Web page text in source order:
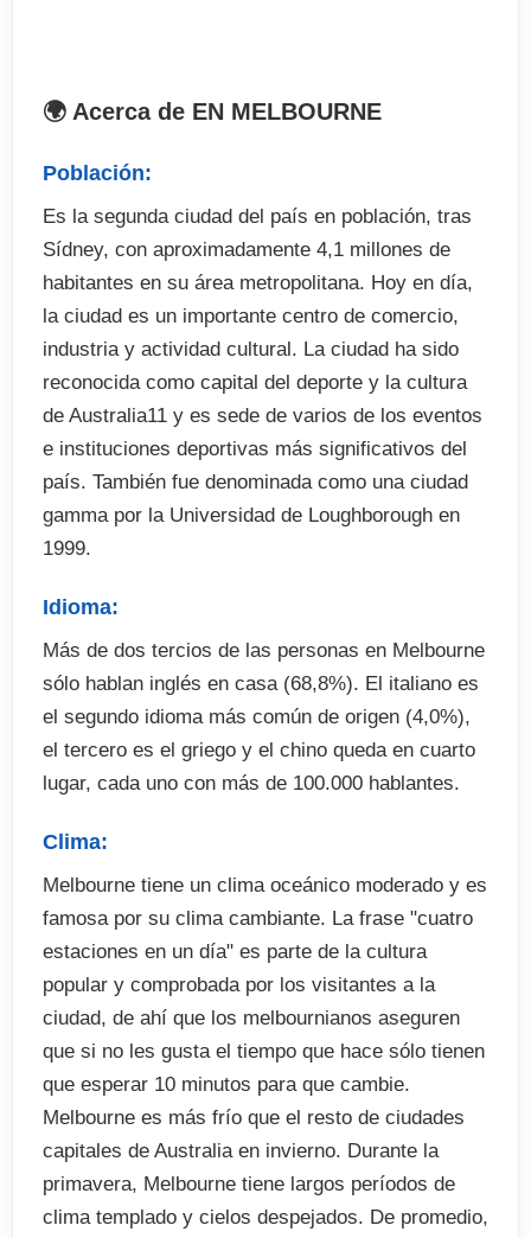
 Fecha: A consultar
 Matricula
 Test de nivel
 28 clases (incluidas 8 optativas) más 7 Sesiones
de Estudio estructurado a la semana
 Certificado de asistencia
 Libro de texto y material didactico
 Programa social de tiempo libre ( excursiones no
incluidas)
El precio no incluye
Billetes de avion
Traslados desde y hasta el aeropuerto en destino
(opcional)
Seguro de viaje (opcional)
Seguro Médico Australiano (Opcional) 34 AUD por
Excursiones y actividades optativas (abonar en
destino)
Fianza de alojamiento (cuando proceda)
🌍 Acerca de EN MELBOURNE
Población:
Es la segunda ciudad del país en población, tras
Sídney, con aproximadamente 4,1 millones de
habitantes en su área metropolitana. Hoy en día,
la ciudad es un importante centro de comercio,
industria y actividad cultural. La ciudad ha sido
reconocida como capital del deporte y la cultura
de Australia11 y es sede de varios de los eventos
e instituciones deportivas más significativos del
país. También fue denominada como una ciudad
gamma por la Universidad de Loughborough en
1999.
Idioma:
Más de dos tercios de las personas en Melbourne
sólo hablan inglés en casa (68,8%). El italiano es
el segundo idioma más común de origen (4,0%),
el tercero es el griego y el chino queda en cuarto
lugar, cada uno con más de 100.000 hablantes.
Clima:
Melbourne tiene un clima oceánico moderado y es
famosa por su clima cambiante. La frase "cuatro
estaciones en un día" es parte de la cultura
popular y comprobada por los visitantes a la
ciudad, de ahí que los melbournianos aseguren
que si no les gusta el tiempo que hace sólo tienen
que esperar 10 minutos para que cambie.
Melbourne es más frío que el resto de ciudades
capitales de Australia en invierno. Durante la
primavera, Melbourne tiene largos períodos de
clima templado y cielos despejados. De promedio,